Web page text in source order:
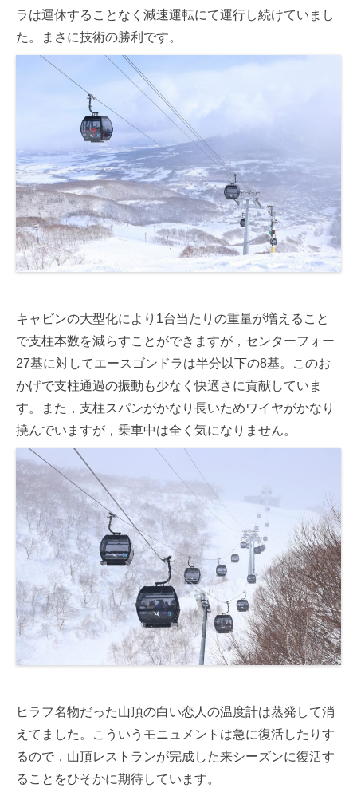
ラは運休することなく減速運転にて運行し続けていまし
た。まさに技術の勝利です。
キャビンの大型化により1台当たりの重量が増えること
で支柱本数を減らすことができますが，センターフォー
27基に対してエースゴンドラは半分以下の8基。このお
かげで支柱通過の振動も少なく快適さに貢献していま
す。また，支柱スパンがかなり長いためワイヤがかなり
撓んでいますが，乗車中は全く気になりません。
ヒラフ名物だった山頂の白い恋人の温度計は蒸発して消
えてました。こういうモニュメントは急に復活したりす
るので，山頂レストランが完成した来シーズンに復活す
ることをひそかに期待しています。